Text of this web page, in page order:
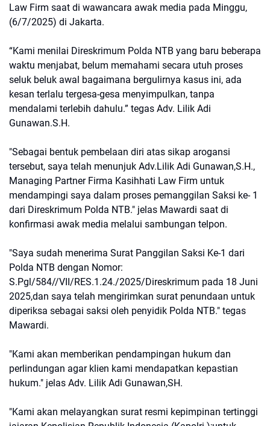
Law Firm saat di wawancara awak media pada Minggu,
(6/7/2025) di Jakarta.
“Kami menilai Direskrimum Polda NTB yang baru beberapa
waktu menjabat, belum memahami secara utuh proses
seluk beluk awal bagaimana bergulirnya kasus ini, ada
kesan terlalu tergesa-gesa menyimpulkan, tanpa
mendalami terlebih dahulu.” tegas Adv. Lilik Adi
Gunawan.S.H.
"Sebagai bentuk pembelaan diri atas sikap arogansi
tersebut, saya telah menunjuk Adv.Lilik Adi Gunawan,S.H.,
Managing Partner Firma Kasihhati Law Firm untuk
mendampingi saya dalam proses pemanggilan Saksi ke- 1
dari Direskrimum Polda NTB." jelas Mawardi saat di
konfirmasi awak media melalui sambungan telpon.
"Saya sudah menerima Surat Panggilan Saksi Ke-1 dari
Polda NTB dengan Nomor:
S.Pgl/584//VII/RES.1.24./2025/Direskrimum pada 18 Juni
2025,dan saya telah mengirimkan surat penundaan untuk
diperiksa sebagai saksi oleh penyidik Polda NTB." tegas
Mawardi.
"Kami akan memberikan pendampingan hukum dan
perlindungan agar klien kami mendapatkan kepastian
hukum." jelas Adv. Lilik Adi Gunawan,SH.
"Kami akan melayangkan surat resmi kepimpinan tertinggi